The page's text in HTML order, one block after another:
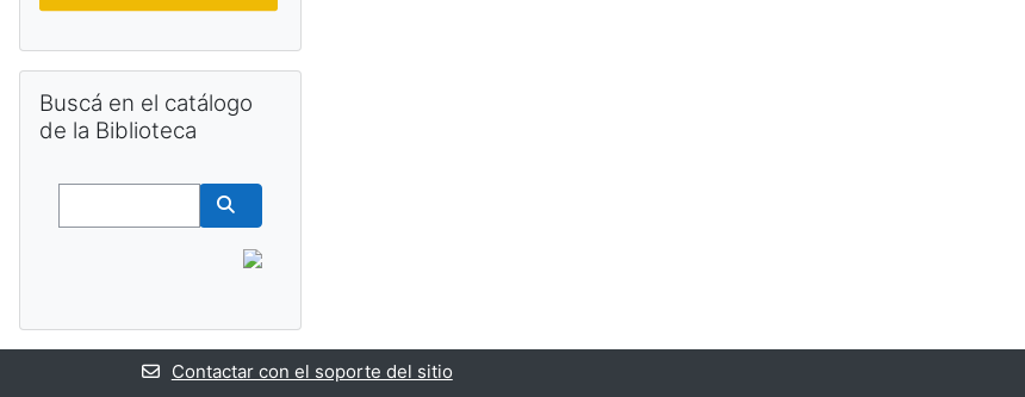
Buscá en el catálogo
de la Biblioteca
Buscar
Buscar cursos
Contactar con el soporte del sitio